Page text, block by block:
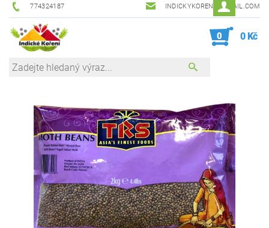
774324187 INDICKYKORENI@GMAIL.COM
0 0 Kč